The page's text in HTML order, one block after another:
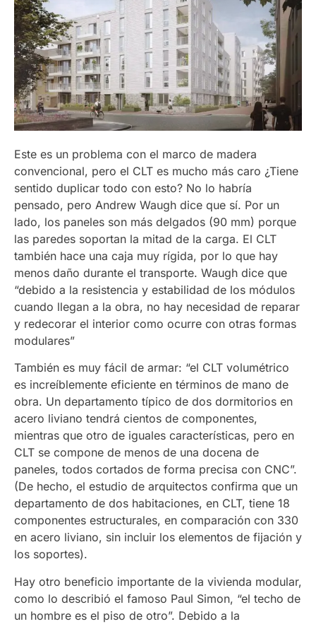
Este es un problema con el marco de madera
convencional, pero el CLT es mucho más caro ¿Tiene
sentido duplicar todo con esto? No lo habría
pensado, pero Andrew Waugh dice que sí. Por un
lado, los paneles son más delgados (90 mm) porque
las paredes soportan la mitad de la carga. El CLT
también hace una caja muy rígida, por lo que hay
menos daño durante el transporte. Waugh dice que
“debido a la resistencia y estabilidad de los módulos
cuando llegan a la obra, no hay necesidad de reparar
y redecorar el interior como ocurre con otras formas
modulares”
También es muy fácil de armar: “el CLT volumétrico
es increíblemente eficiente en términos de mano de
obra. Un departamento típico de dos dormitorios en
acero liviano tendrá cientos de componentes,
mientras que otro de iguales características, pero en
CLT se compone de menos de una docena de
paneles, todos cortados de forma precisa con CNC”.
(De hecho, el estudio de arquitectos confirma que un
departamento de dos habitaciones, en CLT, tiene 18
componentes estructurales, en comparación con 330
en acero liviano, sin incluir los elementos de fijación y
los soportes).
Hay otro beneficio importante de la vivienda modular,
como lo describió el famoso Paul Simon, “el techo de
un hombre es el piso de otro”. Debido a la